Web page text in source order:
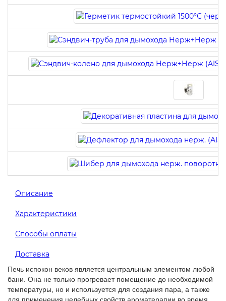
Описание
Характеристики
Способы оплаты
Доставка
Печь испокон веков является центральным элементом любой
бани. Она не только прогревает помещение до необходимой
температуры, но и используется для создания пара, а также